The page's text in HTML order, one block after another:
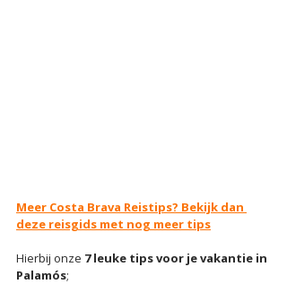
Meer Costa Brava Reistips? Bekijk dan
deze reisgids met nog meer tips
Hierbij onze 7 leuke tips voor je vakantie in
Palamós;